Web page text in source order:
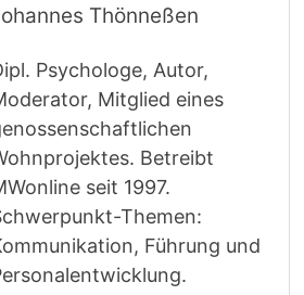
Thönneßen
Psychologe, Autor,
Mitglied eines
Betreibt
seit 1997.
Themen:
Führung und